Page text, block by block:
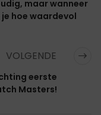
maar wanneer
hoe waardevol
VOLGENDE
eerste
Masters!